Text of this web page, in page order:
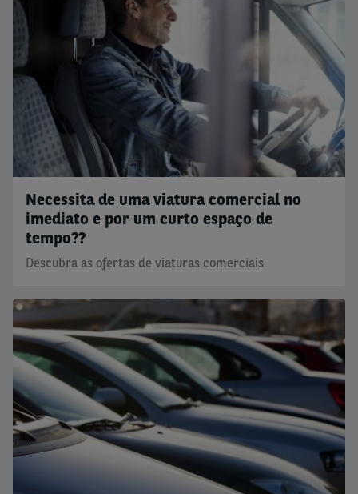
Necessita de uma viatura comercial no
imediato e por um curto espaço de
tempo??
Descubra as ofertas de viaturas comerciais